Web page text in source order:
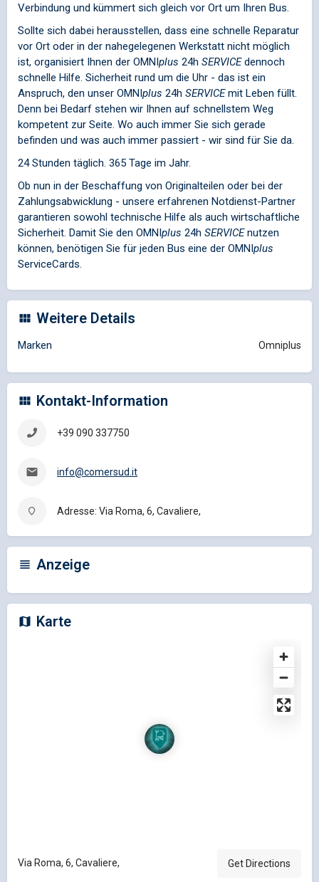
Verbindung und kümmert sich gleich vor Ort um Ihren Bus.
Sollte sich dabei herausstellen, dass eine schnelle Reparatur
vor Ort oder in der nahegelegenen Werkstatt nicht möglich
ist, organisiert Ihnen der OMNIplus 24h SERVICEdennoch
schnelle Hilfe. Sicherheit rund um die Uhr - das ist ein
Anspruch, den unser OMNIplus 24h SERVICEmit Leben füllt.
Denn bei Bedarf stehen wir Ihnen auf schnellstem Weg
kompetent zur Seite. Wo auch immer Sie sich gerade
befinden und was auch immer passiert - wir sind für Sie da.
24 Stunden täglich. 365 Tage im Jahr.
Ob nun in der Beschaffung von Originalteilen oder bei der
Zahlungsabwicklung - unsere erfahrenen Notdienst-Partner
garantieren sowohl technische Hilfe als auch wirtschaftliche
Sicherheit. Damit Sie den OMNIplus 24h SERVICEnutzen
können, benötigen Sie für jeden Bus eine der OMNIplus
ServiceCards.
Weitere Details
Marken Omniplus
Kontakt-Information
+39 090 337750
info@comersud.it
Adresse: Via Roma, 6, Cavaliere,
Anzeige
Karte
Via Roma, 6, Cavaliere, Get Directions